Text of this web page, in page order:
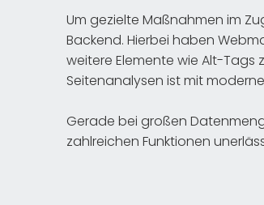
Um gezielte Maßnahmen im
Backend. Hierbei haben
weitere Elemente wie Alt-Tags
Seitenanalysen ist mit
Gerade bei großen
zahlreichen Funktionen